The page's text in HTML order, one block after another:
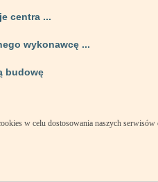
centra ...
wykonawcę ...
budowę
w celu dostosowania naszych